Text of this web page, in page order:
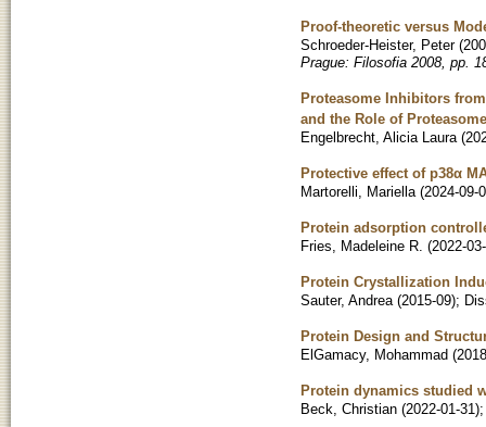
Proof-theoretic versus
Schroeder-Heister, Peter (
Prague: Filosofia 2008, pp.
Proteasome Inhibitors
and the Role of
Engelbrecht, Alicia Laura (
Protective effect of p38α
Martorelli, Mariella (2024-09-
Protein adsorption
Fries, Madeleine R. (2022-
Protein Crystallization
Sauter, Andrea (2015-09);
Protein Design and
ElGamacy, Mohammad (
Protein dynamics studied
Beck, Christian (2022-01-31)